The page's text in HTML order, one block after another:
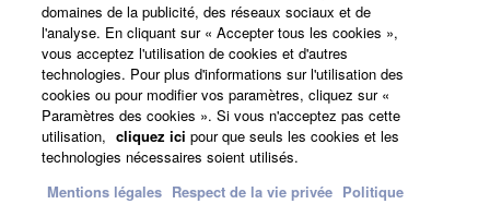
France - French
Professionnel
domaines de la publicité, des réseaux sociaux et de
l'analyse. En cliquant sur « Accepter tous les cookies »,
vous acceptez l'utilisation de cookies et d'autres
technologies. Pour plus d'informations sur l'utilisation des
cookies ou pour modifier vos paramètres, cliquez sur «
Paramètres des cookies ». Si vous n'acceptez pas cette
utilisation, cliquez ici pour que seuls les cookies et les
technologies nécessaires soient utilisés.
Mentions légales Respect de la vie privée Politique